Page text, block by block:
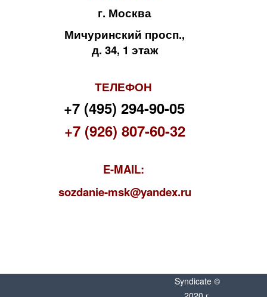
г. Москва
Мичуринский просп.,
д. 34, 1 этаж
ТЕЛЕФОН
+7 (495) 294-90-05
+7 (926) 807-60-32
E-MAIL:
sozdanie-msk@yandex.ru
Syndicate ©